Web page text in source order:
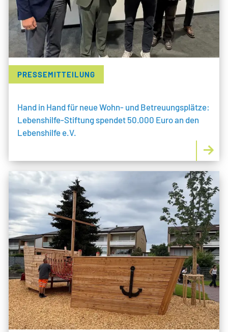
LEBENSHILFE PFORZHEIM
IMPRESSUM
DATENSCHUTZ
KONTAKT
PRESSEMITTEILUNG
Hand in Hand für neue Wohn- und Betreuungsplätze:
Lebenshilfe-Stiftung spendet 50.000 Euro an den
Lebenshilfe e.V.